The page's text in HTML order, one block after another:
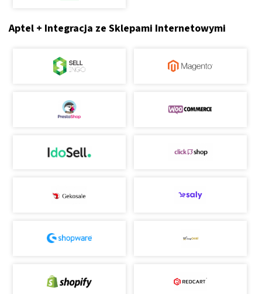
Aptel + Integracja ze Sklepami Internetowymi